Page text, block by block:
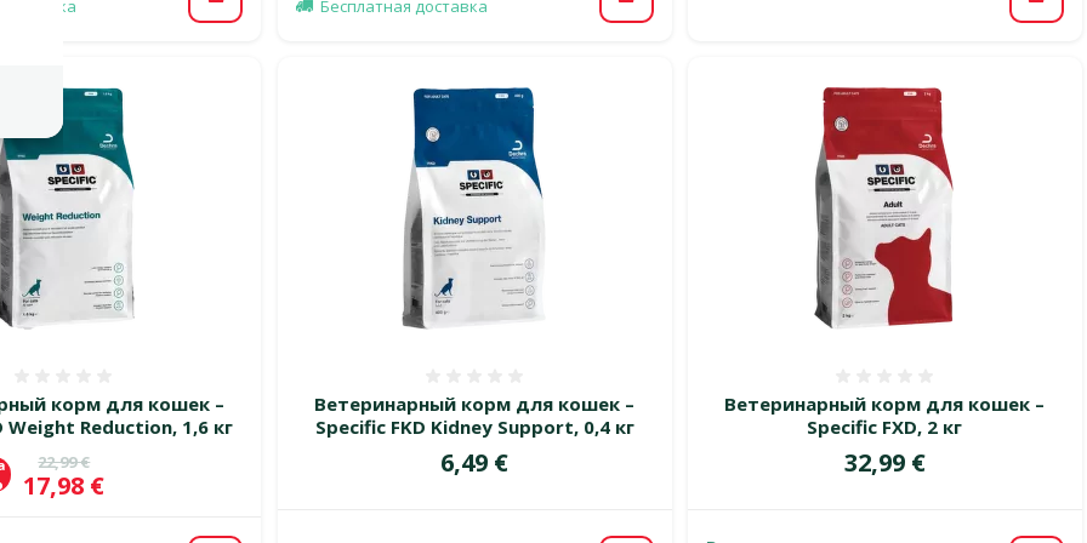
доставка
Бесплатная доставка
корм для кошек –
Weight Reduction, 1,6 кг
Исходная цена
22,99 €
Цена
17,98 €
Ветеринарный корм для кошек –
Specific FKD Kidney Support, 0,4 кг
Цена
6,49 €
Ветеринарный корм для кошек –
Specific FXD, 2 кг
Цена
32,99 €